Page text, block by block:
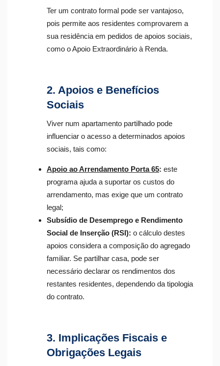
Ter um contrato formal pode ser vantajoso,
pois permite aos residentes comprovarem a
sua residência em pedidos de apoios sociais,
como o Apoio Extraordinário à Renda.
2. Apoios e Benefícios
Sociais
Viver num apartamento partilhado pode
influenciar o acesso a determinados apoios
sociais, tais como:
Apoio ao Arrendamento Porta 65: este
programa ajuda a suportar os custos do
arrendamento, mas exige que um contrato
legal;
Subsídio de Desemprego e Rendimento
Social de Inserção (RSI): o cálculo destes
apoios considera a composição do agregado
familiar. Se partilhar casa, pode ser
necessário declarar os rendimentos dos
restantes residentes, dependendo da tipologia
do contrato.
3. Implicações Fiscais e
Obrigações Legais